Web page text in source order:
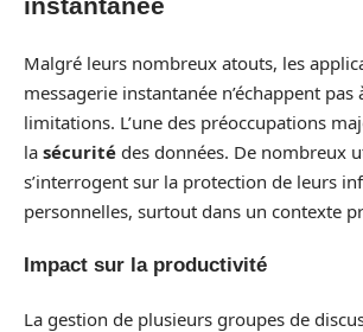
Malgré leurs nombreux atouts, les
messagerie instantanée n’échappent pas
limitations. L’une des préoccupations
la sécurité des données. De nombreux
s’interrogent sur la protection de leurs
personnelles, surtout dans un contexte
Impact sur la productivité
La gestion de plusieurs groupes de